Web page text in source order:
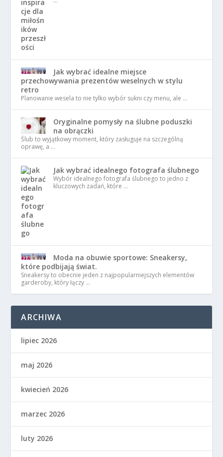
Jak wybrać idealne miejsce
przechowywania prezentów weselnych w stylu
retro
Planowanie wesela to nie tylko wybór sukni czy menu, ale …
Oryginalne pomysły na ślubne poduszki
na obrączki
Ślub to wyjątkowy moment, który zasługuje na szczególną
oprawę, a …
Jak wybrać idealnego fotografa ślubnego
Wybór idealnego fotografa ślubnego to jedno z
kluczowych zadań, które …
Moda na obuwie sportowe: Sneakersy,
które podbijają świat.
Sneakersy to obecnie jeden z najpopularniejszych elementów
garderoby, który łączy …
ARCHIWA
lipiec 2026
maj 2026
kwiecień 2026
marzec 2026
luty 2026